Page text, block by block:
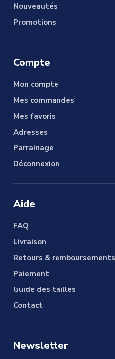
Nouveautés
Promotions
Compte
Mon compte
Mes commandes
Mes favoris
Adresses
Parrainage
Déconnexion
Aide
FAQ
Livraison
Retours & remboursements
Paiement
Guide des tailles
Contact
Newsletter